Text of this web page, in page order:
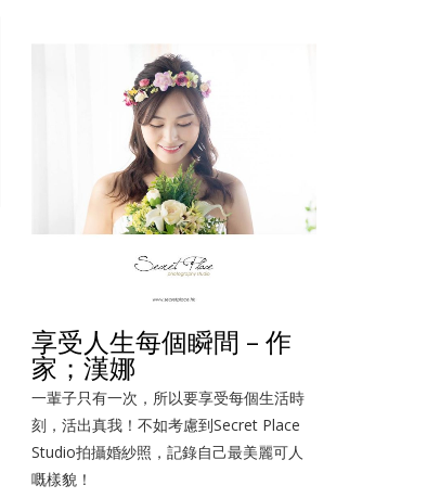
享受人生每個瞬間 – 作
家；漢娜
一輩子只有一次，所以要享受每個生活時
刻，活出真我！不如考慮到Secret Place
Studio拍攝婚紗照，記錄自己最美麗可人
嘅樣貌！